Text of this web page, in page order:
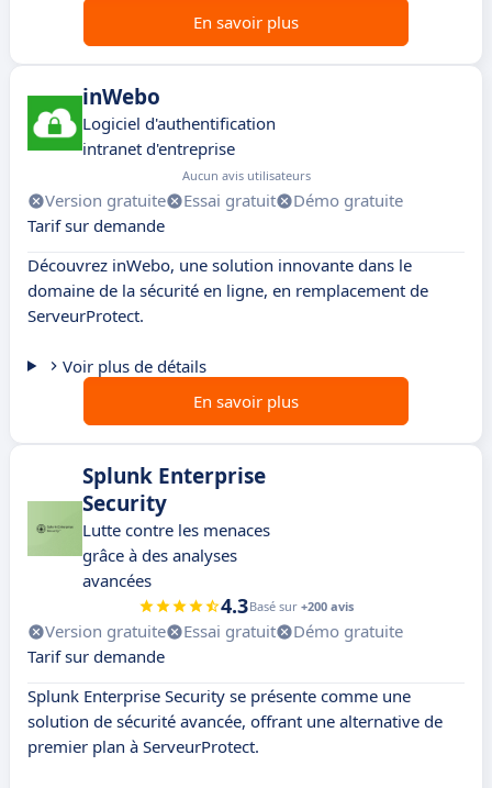
En savoir plus
inWebo
Logiciel d'authentification
intranet d'entreprise
Aucun avis utilisateurs
Version gratuite Essai gratuit
Démo gratuite
Tarif sur demande
Découvrez inWebo, une solution innovante dans le
domaine de la sécurité en ligne, en remplacement de
ServeurProtect.
Voir plus de détails
En savoir plus
Splunk Enterprise
Security
Lutte contre les menaces
grâce à des analyses
avancées
4.3Basé sur +200 avis
Version gratuite Essai gratuit
Démo gratuite
Tarif sur demande
Splunk Enterprise Security se présente comme une
solution de sécurité avancée, offrant une alternative de
premier plan à ServeurProtect.